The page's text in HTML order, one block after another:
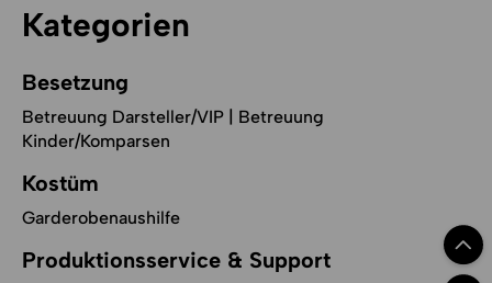
Kategorien
Besetzung
Betreuung Darsteller/VIP | Betreuung
Kinder/Komparsen
Kostüm
Garderobenaushilfe
Produktionsservice & Support Zum